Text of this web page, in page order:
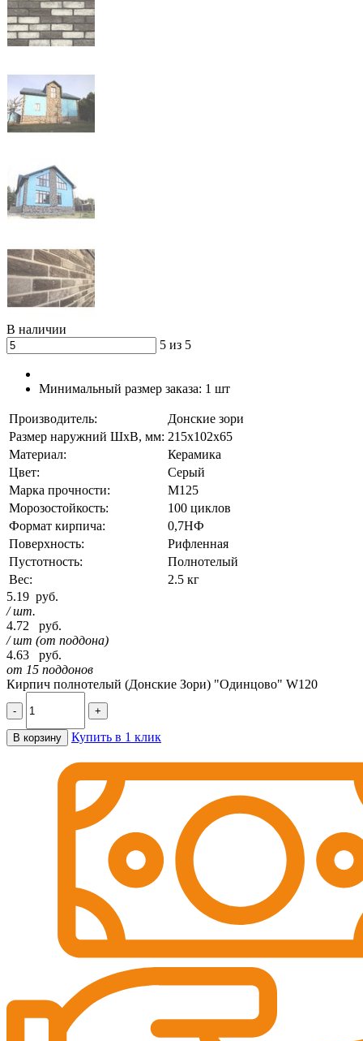
В наличии
5 из 5
Минимальный размер заказа: 1 шт
Производитель:
Донские зори
Размер наружний ШхВ, мм: 215х102х65
Материал:
Керамика
Цвет:
Серый
Марка прочности:
М125
Морозостойкость:
100 циклов
Формат кирпича:
0,7НФ
Поверхность:
Рифленная
Пустотность:
Полнотелый
Вес:
2.5 кг
5.19 руб.
/ шт.
4.72
руб.
/ шт (от поддона)
4.63
руб.
от 15 поддонов
Кирпич полнотелый (Донские Зори) "Одинцово" W120
- +
В корзину Купить в 1 клик